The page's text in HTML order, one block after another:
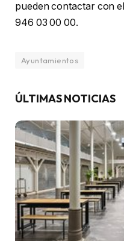
pueden contactar con
946 03 00 00.
Ayuntamientos
ÚLTIMAS NOTICIAS